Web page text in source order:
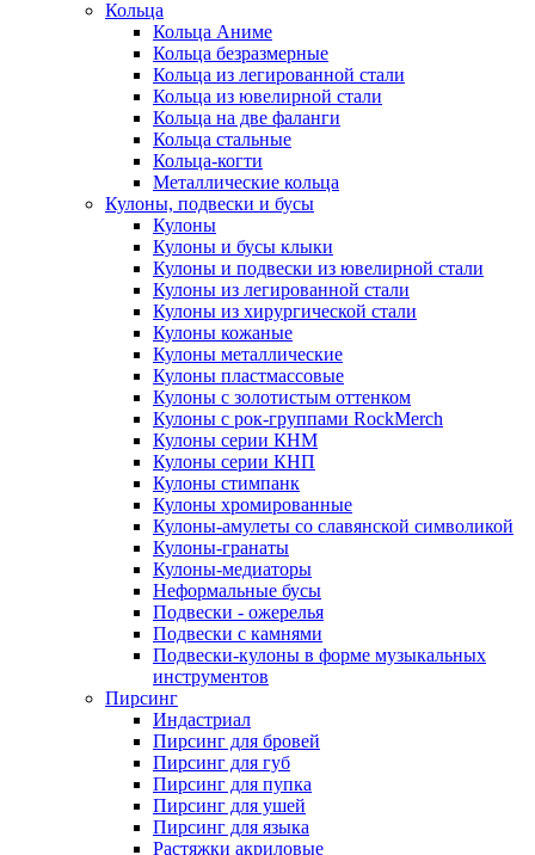
Кольца
Кольца Аниме
Кольца безразмерные
Кольца из легированной стали
Кольца из ювелирной стали
Кольца на две фаланги
Кольца стальные
Кольца-когти
Металлические кольца
Кулоны, подвески и бусы
Кулоны
Кулоны и бусы клыки
Кулоны и подвески из ювелирной стали
Кулоны из легированной стали
Кулоны из хирургической стали
Кулоны кожаные
Кулоны металлические
Кулоны пластмассовые
Кулоны с золотистым оттенком
Кулоны с рок-группами RockMerch
Кулоны серии КНМ
Кулоны серии КНП
Кулоны стимпанк
Кулоны хромированные
Кулоны-амулеты со славянской символикой
Кулоны-гранаты
Кулоны-медиаторы
Неформальные бусы
Подвески - ожерелья
Подвески с камнями
Подвески-кулоны в форме музыкальных
инструментов
Пирсинг
Индастриал
Пирсинг для бровей
Пирсинг для губ
Пирсинг для пупка
Пирсинг для ушей
Пирсинг для языка
Растяжки акриловые